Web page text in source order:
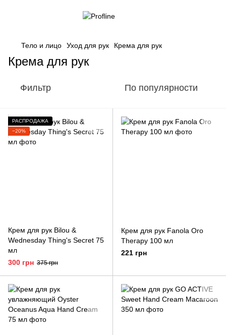
Тело и лицо Уход для рук Крема для рук
Крема для рук
Фильтр По популярности
РАСПРОДАЖА
−20%
Крем для рук Bilou &
Wednesday Thing's Secret 75
мл
300 грн 375 грн
Крем для рук Fanola Oro
Therapy 100 мл
221 грн